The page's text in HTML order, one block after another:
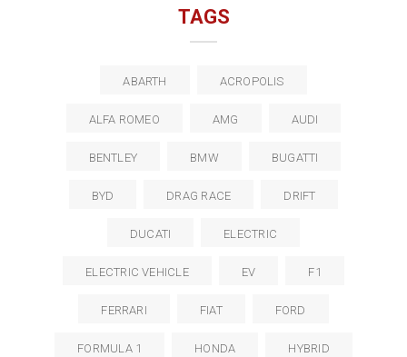
TAGS
ABARTH ACROPOLIS
ALFA ROMEO AMG AUDI
BENTLEY BMW BUGATTI
BYD DRAG RACE DRIFT
DUCATI ELECTRIC
ELECTRIC VEHICLE EV F1
FERRARI FIAT FORD
FORMULA 1 HONDA HYBRID